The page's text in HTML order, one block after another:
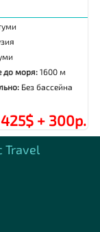
до моря:1600 м
Без бассейна
+ 300р.
Travel